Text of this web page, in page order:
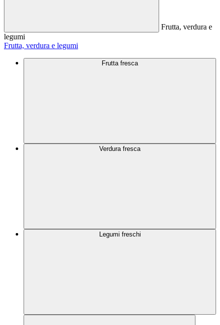
Frutta, verdura e
legumi
Frutta, verdura e legumi
Frutta fresca
Verdura fresca
Legumi freschi